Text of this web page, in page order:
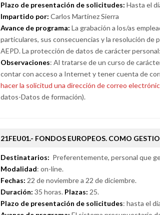
Plazo de presentación de solicitudes: Hasta el
Impartido por: Carlos Martínez Sierra
Avance de programa: La grabación a los/as
particulares, sus consecuencias y la resolución de
AEPD. La protección de datos de carácter
Observaciones: Al tratarse de un curso de
contar con acceso a Internet y tener cuenta de
hacer la solicitud una dirección de correo
datos-Datos de formación).
21FEU01.- FONDOS EUROPEOS. COMO
Destinatarios: Preferentemente, personal que
Modalidad: on-line.
Fechas: 22 de noviembre a 22 de diciembre.
Duración: 35 horas. Plazas: 25.
Plazo de presentación de solicitudes: hasta el